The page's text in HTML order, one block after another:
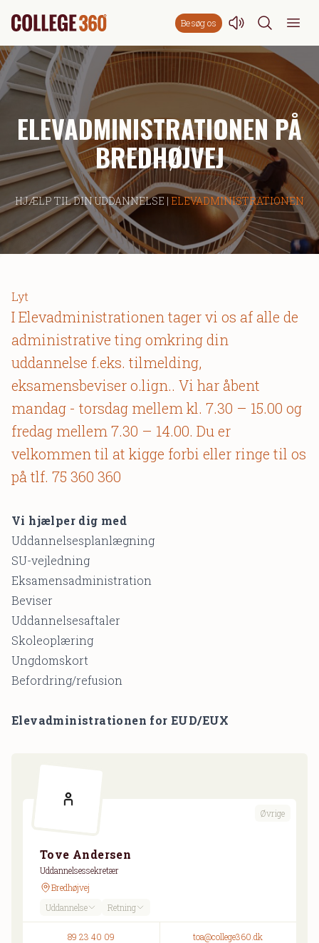
Besøg os
ELEVADMINISTRATIONEN PÅ
BREDHØJVEJ
HJÆLP TIL DIN UDDANNELSE | ELEVADMINISTRATIONEN
Lyt
I Elevadministrationen tager vi os af alle de
administrative ting omkring din
uddannelse f.eks. tilmelding,
eksamensbeviser o.lign.. Vi har åbent
mandag - torsdag mellem kl. 7.30 – 15.00 og
fredag mellem 7.30 – 14.00. Du er
velkommen til at kigge forbi eller ringe til os
på tlf. 75 360 360
Vi hjælper dig med
Uddannelsesplanlægning
SU-vejledning
Eksamensadministration
Beviser
Uddannelsesaftaler
Skoleoplæring
Ungdomskort
Befordring/refusion
Elevadministrationen for EUD/EUX
Øvrige
Tove Andersen
Uddannelsessekretær
Bredhøjvej
Uddannelse
Retning
89 23 40 09 toa@college360.dk